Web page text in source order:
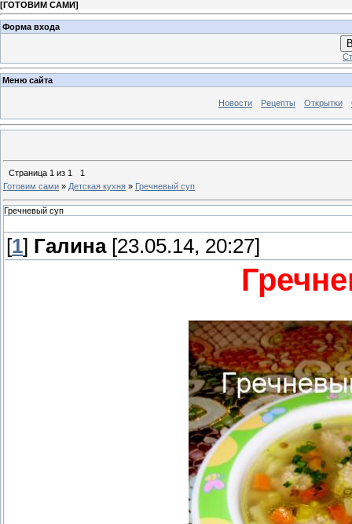
[ГОТОВИМ САМИ]
Форма входа
Меню сайта
Новости Рецепты Открытки
Страница 1 из 1
1
Готовим сами » Детская кухня » Гречневый суп
Гречневый суп
[1] Галина[23.05.14, 20:27]